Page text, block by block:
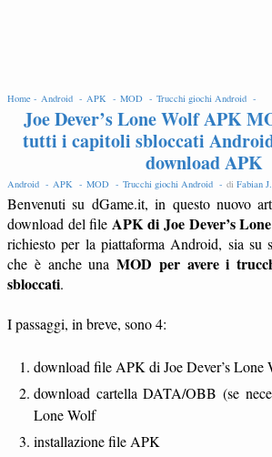
Home - Android - APK - MOD - Trucchi giochi Android -
Joe Dever’s Lone Wolf APK
tutti i capitoli sbloccati
download APK
Android - APK - MOD - Trucchi giochi Android - di Fabian
Benvenuti su dGame.it, in questo nuovo
download del file APK di Joe Dever’s
richiesto per la piattaforma Android, sia su
che è anche una MOD per avere i
sbloccati.
I passaggi, in breve, sono 4:
download file APK di Joe Dever’s Lone
download cartella DATA/OBB (se
Lone Wolf
installazione file APK